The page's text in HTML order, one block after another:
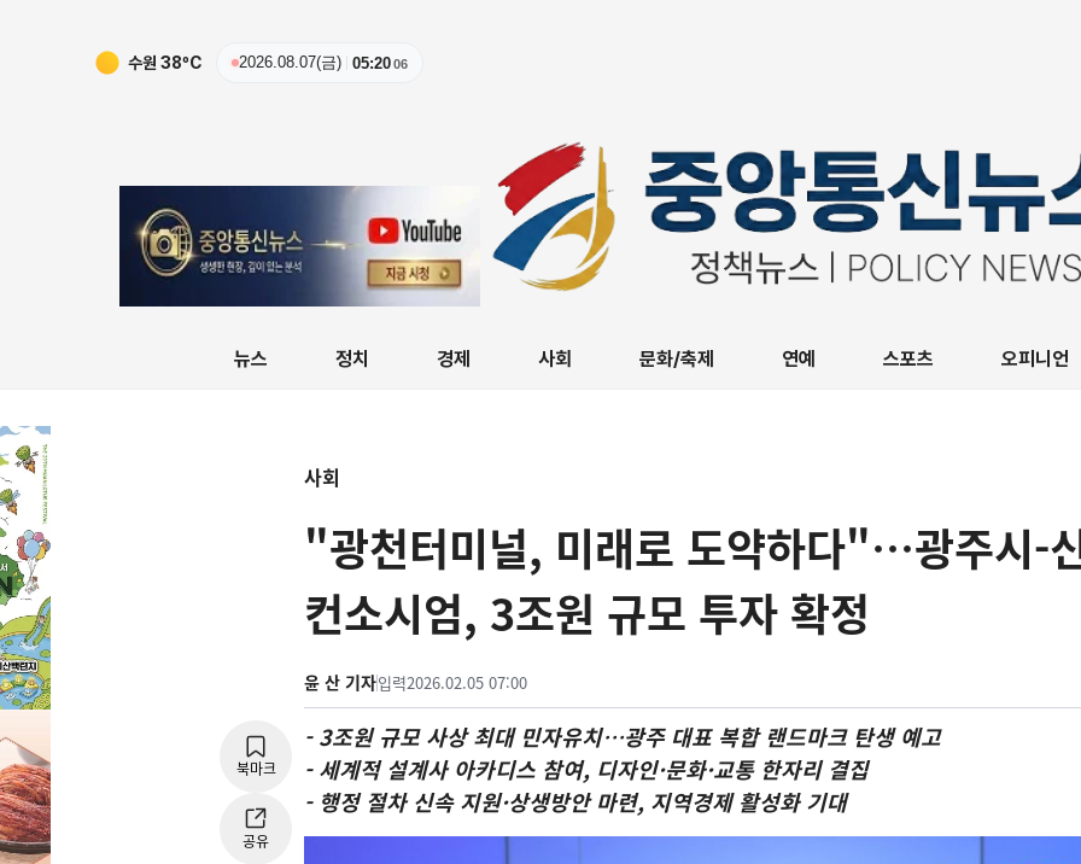
수원 38ºC 2026.08.07(금) 05:2007
뉴스 정치 경제 사회 문화/축제 연예 스포츠 오피니언
사회
"광천터미널, 미래로 도약하다"…광주시-
컨소시엄, 3조원 규모 투자 확정
윤 산 기자입력2026.02.05 07:00
북마크
공유
- 3조원 규모 사상 최대 민자유치…광주 대표 복합 랜드마크 탄생 예고
- 세계적 설계사 아카디스 참여, 디자인·문화·교통 한자리 결집
- 행정 절차 신속 지원·상생방안 마련, 지역경제 활성화 기대